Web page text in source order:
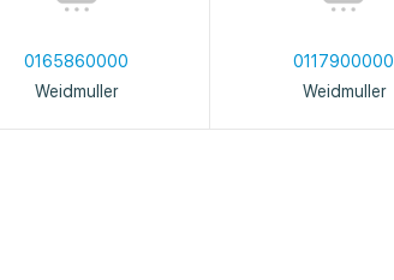
0165860000
Weidmuller
0117900000
Weidmuller